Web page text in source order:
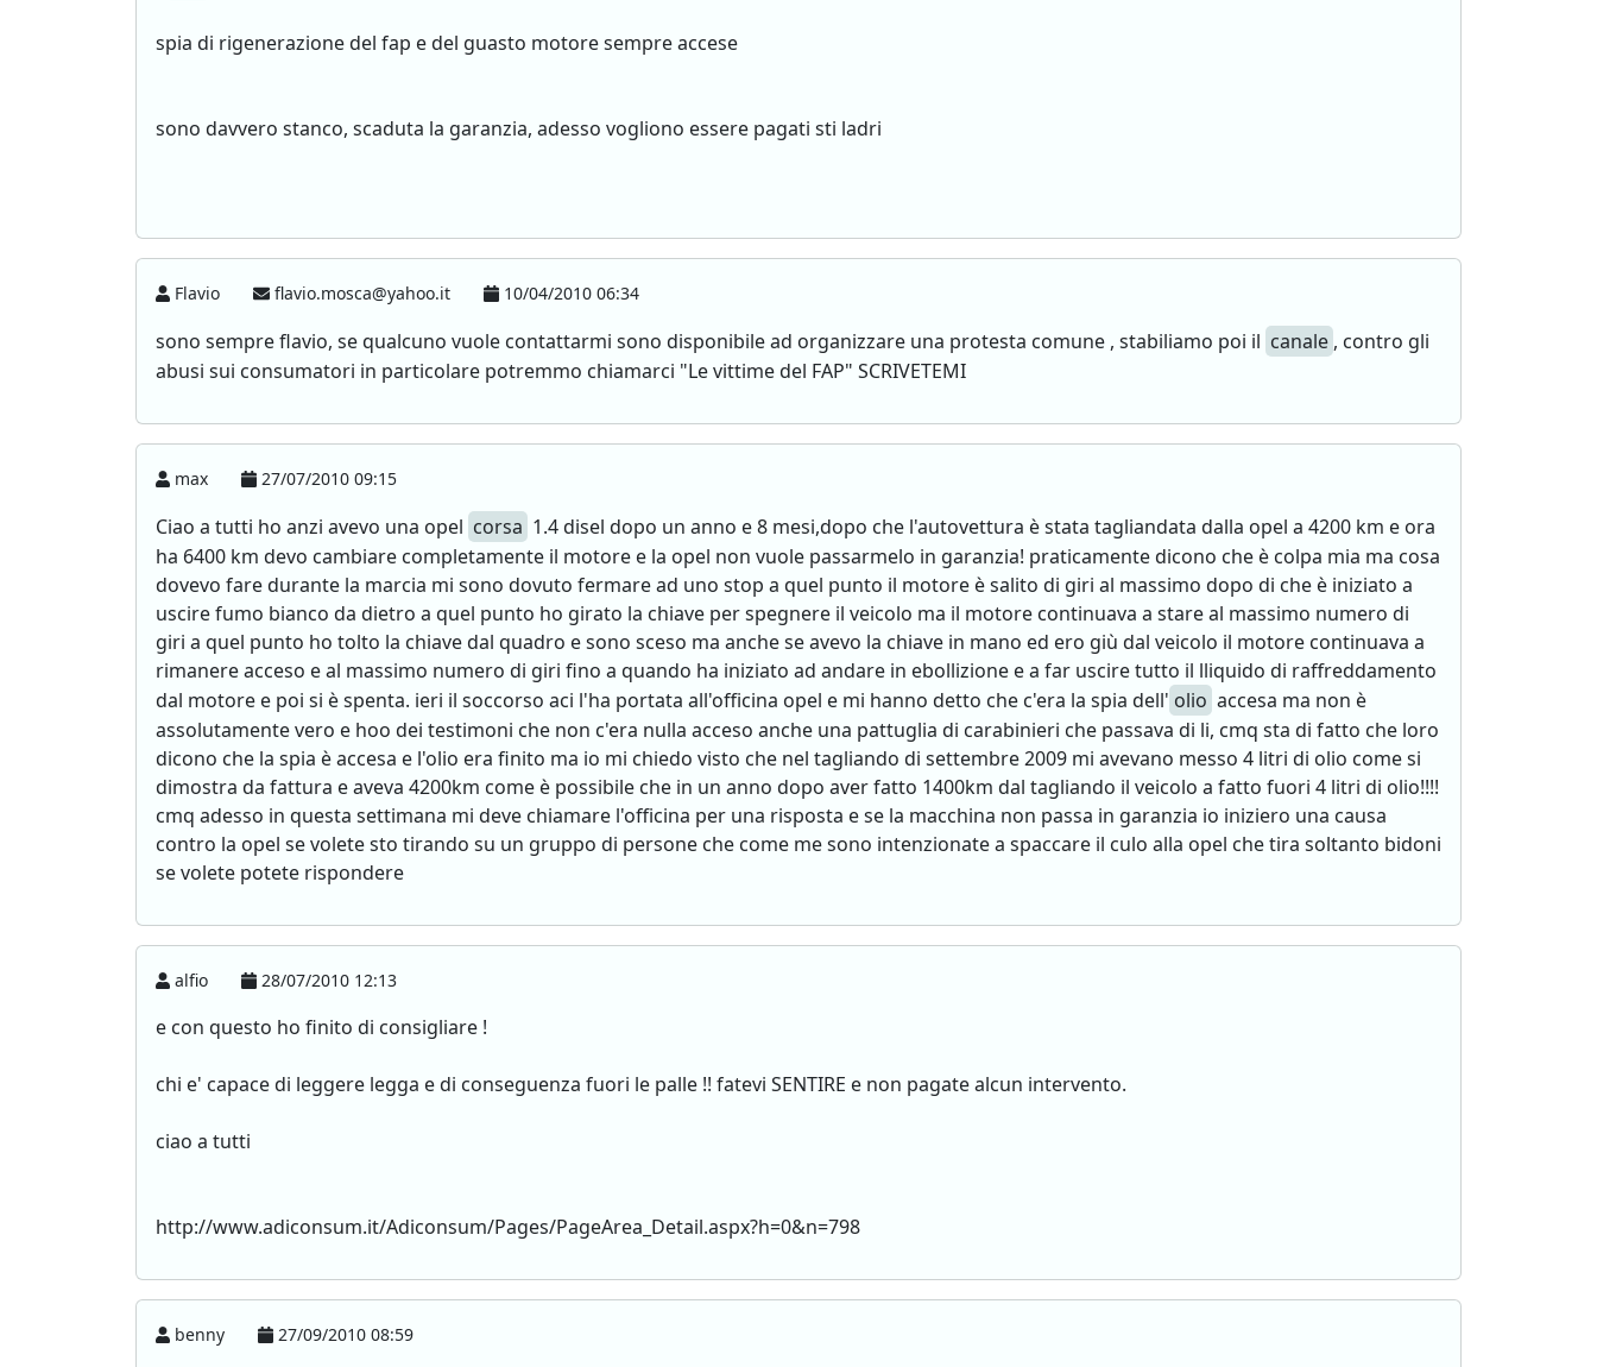
spia di rigenerazione del fap e del guasto motore sempre accese
sono davvero stanco, scaduta la garanzia, adesso vogliono essere pagati sti ladri
Flavio flavio.mosca@yahoo.it 10/04/2010 06:34
sono sempre flavio, se qualcuno vuole contattarmi sono disponibile ad organizzare una protesta comune , stabiliamo poi il canale , contro gli
abusi sui consumatori in particolare potremmo chiamarci "Le vittime del FAP" SCRIVETEMI
max 27/07/2010 09:15
Ciao a tutti ho anzi avevo una opel corsa 1.4 disel dopo un anno e 8 mesi,dopo che l'autovettura è stata tagliandata dalla opel a 4200 km e ora
ha 6400 km devo cambiare completamente il motore e la opel non vuole passarmelo in garanzia! praticamente dicono che è colpa mia ma cosa
dovevo fare durante la marcia mi sono dovuto fermare ad uno stop a quel punto il motore è salito di giri al massimo dopo di che è iniziato a
uscire fumo bianco da dietro a quel punto ho girato la chiave per spegnere il veicolo ma il motore continuava a stare al massimo numero di
giri a quel punto ho tolto la chiave dal quadro e sono sceso ma anche se avevo la chiave in mano ed ero giù dal veicolo il motore continuava a
rimanere acceso e al massimo numero di giri fino a quando ha iniziato ad andare in ebollizione e a far uscire tutto il lliquido di raffreddamento
dal motore e poi si è spenta. ieri il soccorso aci l'ha portata all'officina opel e mi hanno detto che c'era la spia dell' olio accesa ma non è
assolutamente vero e hoo dei testimoni che non c'era nulla acceso anche una pattuglia di carabinieri che passava di li, cmq sta di fatto che loro
dicono che la spia è accesa e l'olio era finito ma io mi chiedo visto che nel tagliando di settembre 2009 mi avevano messo 4 litri di olio come si
dimostra da fattura e aveva 4200km come è possibile che in un anno dopo aver fatto 1400km dal tagliando il veicolo a fatto fuori 4 litri di olio!!!!
cmq adesso in questa settimana mi deve chiamare l'officina per una risposta e se la macchina non passa in garanzia io iniziero una causa
contro la opel se volete sto tirando su un gruppo di persone che come me sono intenzionate a spaccare il culo alla opel che tira soltanto bidoni
se volete potete rispondere
alfio 28/07/2010 12:13
e con questo ho finito di consigliare !
chi e' capace di leggere legga e di conseguenza fuori le palle !! fatevi SENTIRE e non pagate alcun intervento.
ciao a tutti
http://www.adiconsum.it/Adiconsum/Pages/PageArea_Detail.aspx?h=0&n=798
benny 27/09/2010 08:59